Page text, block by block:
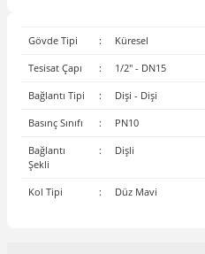
Gövde Tipi : Küresel
Tesisat Çapı : 1/2'' - DN15
Bağlantı Tipi : Dişi - Dişi
Basınç Sınıfı : PN10
Bağlantı
Şekli
: Dişli
Kol Tipi : Düz Mavi